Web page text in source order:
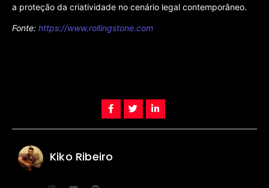
a proteção da criatividade no cenário legal contemporâneo.
Fonte: https://www.rollingstone.com
Kiko Ribeiro